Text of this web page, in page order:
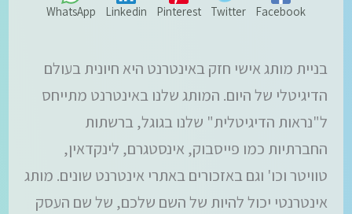
Facebook
Twitter
Pinterest
Linkedin
WhatsApp
בניית מותג אישי חזק באינטרנט היא חיונית בעולם
הדיגיטלי של היום. המותג שלנו באינטרנט מתייחס
ל"נראות הדיגיטלית" שלנו בגוגל, ברשתות
החברתיות כמו פייסבוק, אינסטגרם, לינקדאין,
טוויטר וכו' וגם באזכורים באתרי אינטרנט שונים. מותג
אינטרנטי יכול להיות של השם שלכם, של שם העסק